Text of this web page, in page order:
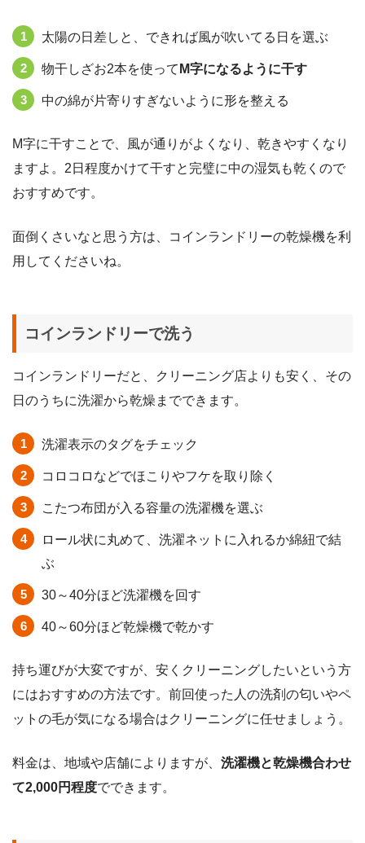
太陽の日差しと、できれば風が吹いてる日を選ぶ
物干しざお2本を使って M字になるように干す
中の綿が片寄りすぎないように形を整える
M字に干すことで、風が通りがよくなり、乾きやすくなり
ますよ。2日程度かけて干すと完璧に中の湿気も乾くので
おすすめです。
面倒くさいなと思う方は、コインランドリーの乾燥機を利
用してくださいね。
コインランドリーで洗う
コインランドリーだと、クリーニング店よりも安く、その
日のうちに洗濯から乾燥までできます。
洗濯表示のタグをチェック
コロコロなどでほこりやフケを取り除く
こたつ布団が入る容量の洗濯機を選ぶ
ロール状に丸めて、洗濯ネットに入れるか綿紐で結
ぶ
30～40分ほど洗濯機を回す
40～60分ほど乾燥機で乾かす
持ち運びが大変ですが、安くクリーニングしたいという方
にはおすすめの方法です。前回使った人の洗剤の匂いやペ
ットの毛が気になる場合はクリーニングに任せましょう。
料金は、地域や店舗によりますが、 洗濯機と乾燥機合わせ
て2,000円程度でできます。